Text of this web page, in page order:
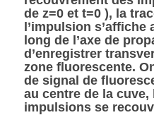
de z=0 et t=0 ), la
l’impulsion
long de l’axe de
d’enregistrer
zone fluorescente.
de signal de
au centre de la cuve,
impulsions se